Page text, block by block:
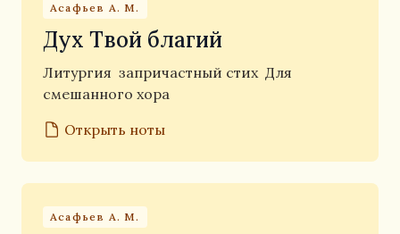
Асафьев А. М.
Дух Твой благий
Литургия запричастный стих Для
смешанного хора
Открыть ноты
Асафьев А. М.